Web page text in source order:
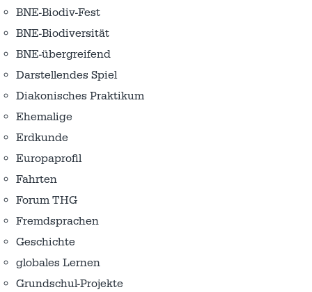
BNE-Biodiv-Fest
BNE-Biodiversität
BNE-übergreifend
Darstellendes Spiel
Diakonisches Praktikum
Ehemalige
Erdkunde
Europaprofil
Fahrten
Forum THG
Fremdsprachen
Geschichte
globales Lernen
Grundschul-Projekte